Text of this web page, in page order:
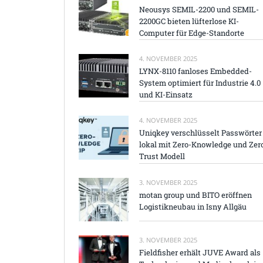
Neousys SEMIL-2200 und SEMIL-
2200GC bieten lüfterlose KI-
Computer für Edge-Standorte
4. NOVEMBER 2025
LYNX-8110 fanloses Embedded-
System optimiert für Industrie 4.0
und KI-Einsatz
4. NOVEMBER 2025
Uniqkey verschlüsselt Passwörter
lokal mit Zero-Knowledge und
Trust Modell
3. NOVEMBER 2025
motan group und BITO eröffnen
Logistikneubau in Isny Allgäu
3. NOVEMBER 2025
Fieldfisher erhält JUVE Award als